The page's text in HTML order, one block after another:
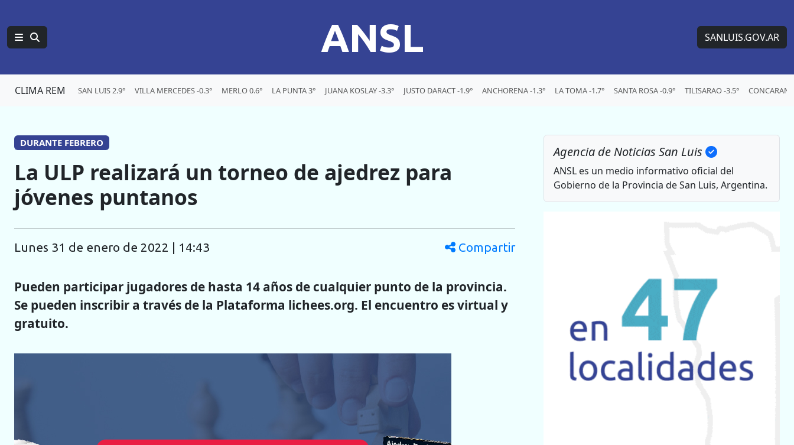
ANSL SANLUIS.GOV.AR
CLIMA REM SAN LUIS 2.9° VILLA MERCEDES -0.3° MERLO 0.6° LA PUNTA 3° JUANA KOSLAY -3.3° JUSTO DARACT -1.9° ANCHORENA -1.3° LA TOMA -1.7° SANTA ROSA -0.9° TILISARAO -3.5° CONCARAN
DURANTE FEBRERO
La ULP realizará un torneo de ajedrez para
jóvenes puntanos
lunes 31 de enero de 2022 | 14:43 Compartir
Pueden participar jugadores de hasta 14 años de cualquier punto de la provincia.
Se pueden inscribir a través de la Plataforma lichees.org. El encuentro es virtual y
gratuito.
Agencia de Noticias San Luis
ANSL es un medio informativo oficial del
Gobierno de la Provincia de San Luis, Argentina.